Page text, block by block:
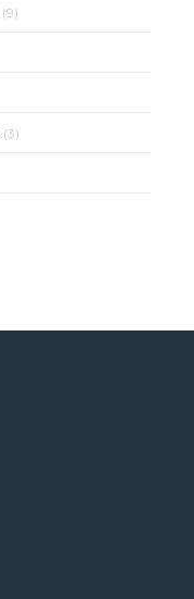
(9)
(3)